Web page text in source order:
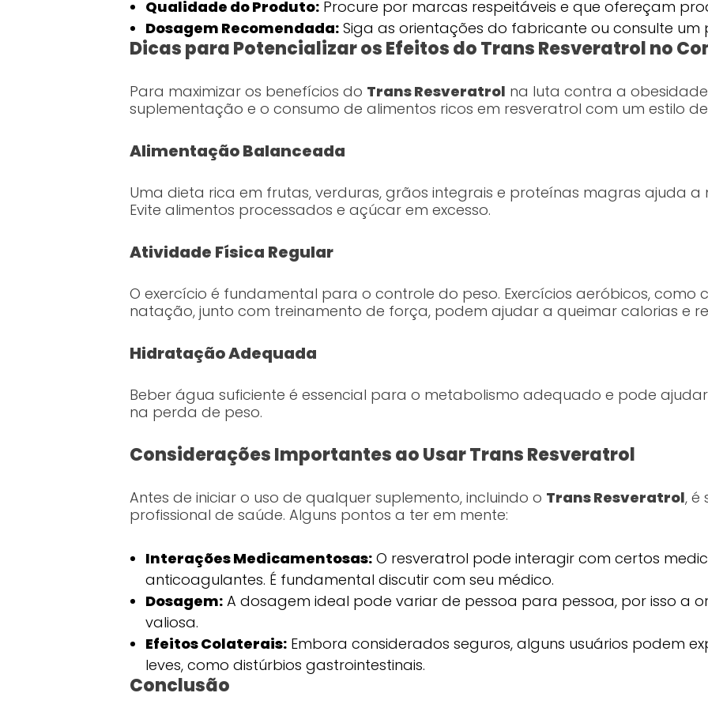
Qualidade do Produto:Procure por marcas respeitáveis e que ofereçam
Dosagem Recomendada:Siga as orientações do fabricante ou consulte um
Dicas para Potencializar os Efeitos do Trans Resveratrol no
Para maximizar os benefícios do Trans Resveratrol na luta contra a
suplementação e o consumo de alimentos ricos em resveratrol com um estilo
Alimentação Balanceada
Uma dieta rica em frutas, verduras, grãos integrais e proteínas magras ajuda
Evite alimentos processados e açúcar em excesso.
Atividade Física Regular
O exercício é fundamental para o controle do peso. Exercícios aeróbicos, como
natação, junto com treinamento de força, podem ajudar a queimar calorias e
Hidratação Adequada
Beber água suficiente é essencial para o metabolismo adequado e pode
na perda de peso.
Considerações Importantes ao Usar Trans Resveratrol
Antes de iniciar o uso de qualquer suplemento, incluindo o Trans Resveratrol, é
profissional de saúde. Alguns pontos a ter em mente:
Interações Medicamentosas:O resveratrol pode interagir com certos
anticoagulantes. É fundamental discutir com seu médico.
Dosagem:A dosagem ideal pode variar de pessoa para pessoa, por isso a
valiosa.
Efeitos Colaterais:Embora considerados seguros, alguns usuários podem
leves, como distúrbios gastrointestinais.
Conclusão